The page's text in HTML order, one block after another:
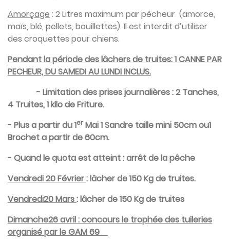
Amorçage : 2 Litres maximum par pêcheur (amorce,
maïs, blé, pellets, bouillettes). Il est interdit d’utiliser
des croquettes pour chiens.
Pendant la période des lâchers de truites: 1 CANNE PAR
PECHEUR, DU SAMEDI AU LUNDI INCLUS.
- Limitation des prises journalières : 2 Tanches,
4 Truites, 1 kilo de Friture.
- Plus a partir du 1er Mai 1 Sandre taille mini 50cm ou1
Brochet a partir de 60cm.
- Quand le quota est atteint : arrêt de la pêche
Vendredi 20 Février: lâcher de 150 Kg de truites.
Vendredi20 Mars: lâcher de 150 Kg de truites
Dimanche26 avril : concours le trophée des tuileries
organisé par le GAM 69